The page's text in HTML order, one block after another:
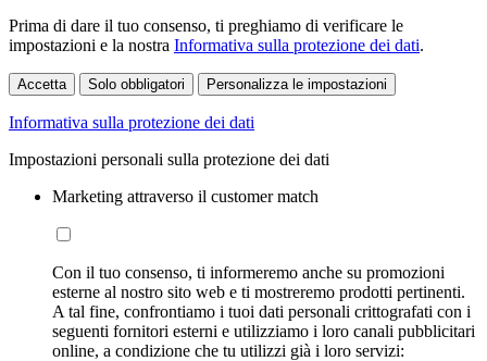
Prima di dare il tuo consenso, ti preghiamo di verificare le
impostazioni e la nostra Informativa sulla protezione dei dati.
Accetta Solo obbligatori Personalizza le impostazioni
Informativa sulla protezione dei dati
Impostazioni personali sulla protezione dei dati
Marketing attraverso il customer match
Con il tuo consenso, ti informeremo anche su promozioni
esterne al nostro sito web e ti mostreremo prodotti pertinenti.
A tal fine, confrontiamo i tuoi dati personali crittografati con i
seguenti fornitori esterni e utilizziamo i loro canali pubblicitari
online, a condizione che tu utilizzi già i loro servizi: